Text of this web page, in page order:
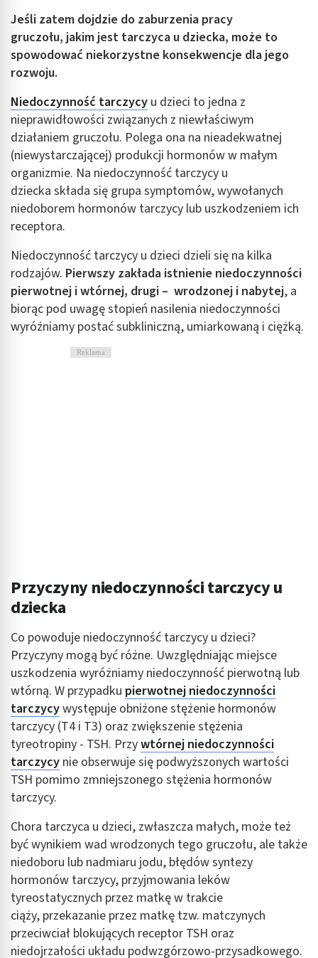
Jeśli zatem dojdzie do zaburzenia pracy
gruczołu, jakim jest tarczyca u dziecka, może to
spowodować niekorzystne konsekwencje dla jego
rozwoju.
Niedoczynność tarczycy u dzieci to jedna z
nieprawidłowości związanych z niewłaściwym
działaniem gruczołu. Polega ona na nieadekwatnej
(niewystarczającej) produkcji hormonów w małym
organizmie. Na niedoczynność tarczycy u
dziecka składa się grupa symptomów, wywołanych
niedoborem hormonów tarczycy lub uszkodzeniem ich
receptora.
Niedoczynność tarczycy u dzieci dzieli się na kilka
rodzajów. Pierwszy zakłada istnienie niedoczynności
pierwotnej i wtórnej, drugi – wrodzonej i nabytej, a
biorąc pod uwagę stopień nasilenia niedoczynności
wyróżniamy postać subkliniczną, umiarkowaną i ciężką.
Reklama
Przyczyny niedoczynności tarczycy u
dziecka
Co powoduje niedoczynność tarczycy u dzieci?
Przyczyny mogą być różne. Uwzględniając miejsce
uszkodzenia wyróżniamy niedoczynność pierwotną lub
wtórną. W przypadku pierwotnej niedoczynności
tarczycywystępuje obniżone stężenie hormonów
tarczycy (T4 i T3) oraz zwiększenie stężenia
tyreotropiny - TSH. Przywtórnej niedoczynności
tarczycy nie obserwuje się podwyższonych wartości
TSH pomimo zmniejszonego stężenia hormonów
tarczycy.
Chora tarczyca u dzieci, zwłaszcza małych, może też
być wynikiem wad wrodzonych tego gruczołu, ale także
niedoboru lub nadmiaru jodu, błędów syntezy
hormonów tarczycy, przyjmowania leków
tyreostatycznych przez matkę w trakcie
ciąży, przekazanie przez matkę tzw. matczynych
przeciwciał blokujących receptor TSH oraz
niedojrzałości układu podwzgórzowo-przysadkowego.